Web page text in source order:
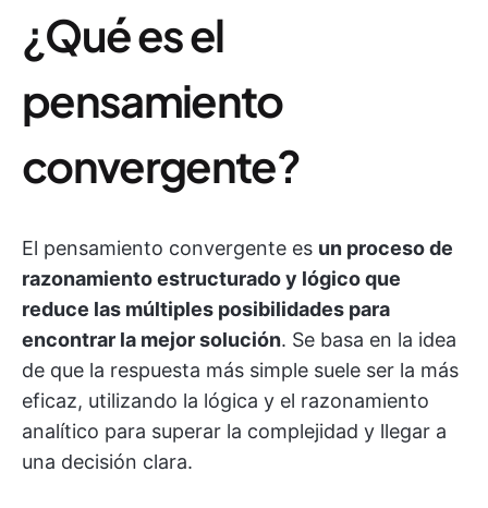
¿Qué es el
pensamiento
convergente?
El pensamiento convergente es un proceso de
razonamiento estructurado y lógico que
reduce las múltiples posibilidades para
encontrar la mejor solución. Se basa en la idea
de que la respuesta más simple suele ser la más
eficaz, utilizando la lógica y el razonamiento
analítico para superar la complejidad y llegar a
una decisión clara.